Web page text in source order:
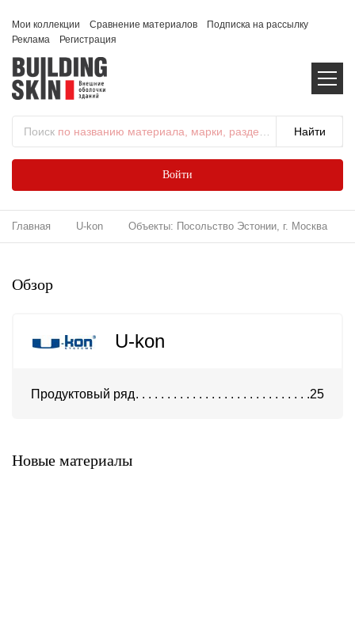
Мои коллекции Сравнение материалов
Подписка на рассылку
Реклама
Регистрация
Поиск по названию материала, марки, раздела...
Войти
Главная U-kon Объекты: Посольство Эстонии, г. Москва
Обзор
U-kon
Продуктовый ряд 25
Новые материалы